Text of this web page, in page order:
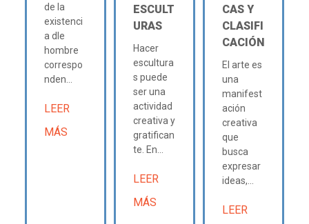
de la
existenci
a dle
hombre
correspo
nden...
LEER
MÁS
ESCULT
URAS
Hacer
escultura
s puede
ser una
actividad
creativa y
gratifican
te. En...
LEER
MÁS
CAS Y
CLASIFI
CACIÓN
El arte es
una
manifest
ación
creativa
que
busca
expresar
ideas,...
LEER